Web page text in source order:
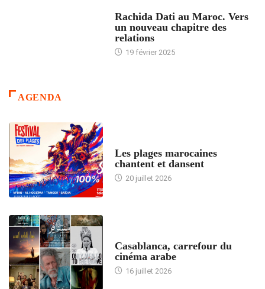
Rachida Dati au Maroc. Vers
un nouveau chapitre des
relations
19 février 2025
AGENDA
Les plages marocaines
chantent et dansent
20 juillet 2026
Casablanca, carrefour du
cinéma arabe
16 juillet 2026